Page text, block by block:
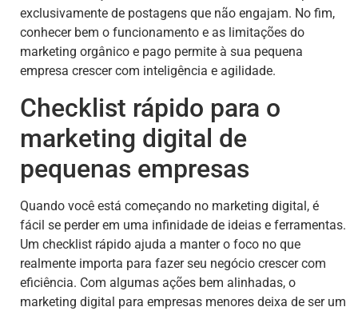
exclusivamente de postagens que não engajam. No fim,
conhecer bem o funcionamento e as limitações do
marketing orgânico e pago permite à sua pequena
empresa crescer com inteligência e agilidade.
Checklist rápido para o
marketing digital de
pequenas empresas
Quando você está começando no marketing digital, é
fácil se perder em uma infinidade de ideias e ferramentas.
Um checklist rápido ajuda a manter o foco no que
realmente importa para fazer seu negócio crescer com
eficiência. Com algumas ações bem alinhadas, o
marketing digital para empresas menores deixa de ser um